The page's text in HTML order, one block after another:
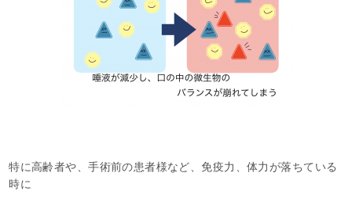
特に高齢者や、手術前の患者様など、免疫力、体力が落ちている
時に